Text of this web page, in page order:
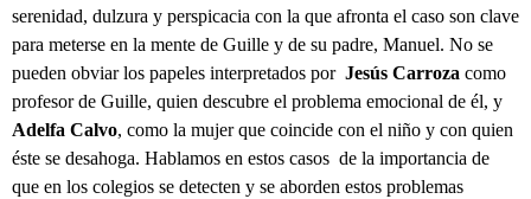
serenidad, dulzura y perspicacia con la que afronta el caso son clave
para meterse en la mente de Guille y de su padre, Manuel. No se
pueden obviar los papeles interpretados por Jesús Carroza como
profesor de Guille, quien descubre el problema emocional de él, y
Adelfa Calvo, como la mujer que coincide con el niño y con quien
éste se desahoga. Hablamos en estos casos de la importancia de
que en los colegios se detecten y se aborden estos problemas